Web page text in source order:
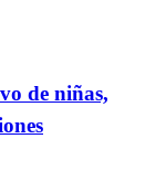
de niñas,